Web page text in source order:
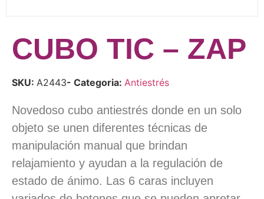
CUBO TIC – ZAP
SKU: A2443- Categoria: Antiestrés
Novedoso cubo antiestrés donde en un solo
objeto se unen diferentes técnicas de
manipulación manual que brindan
relajamiento y ayudan a la regulación de
estado de ánimo. Las 6 caras incluyen